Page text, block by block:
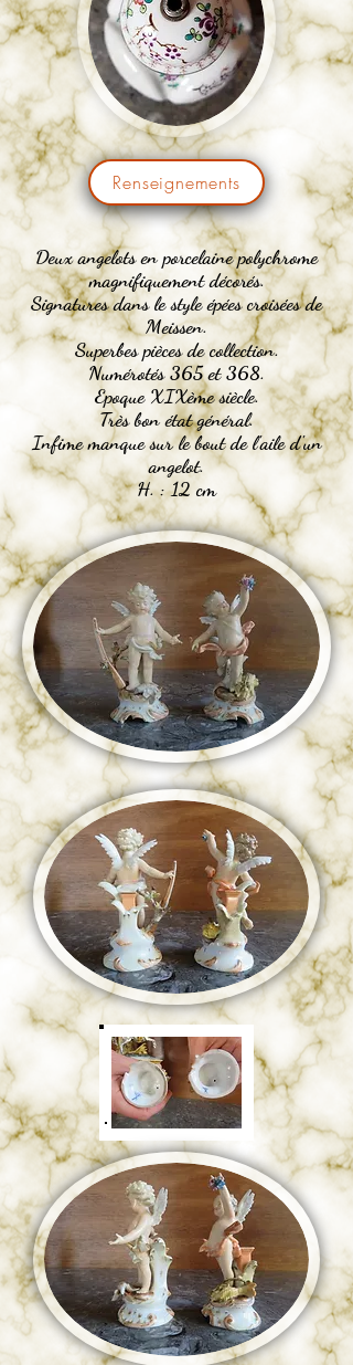
Renseignements
Deux angelots en porcelaine polychrome
magnifiquementdécorés.
Signatures dans le style épées croisées de
Meissen.
Superbes pièces de collection.
Numérotés 365 et 368.
Epoque XIXème siècle.
Très bon état général.
Infime manque sur le bout de l'aile d'un
angelot.
H. : 12 cm